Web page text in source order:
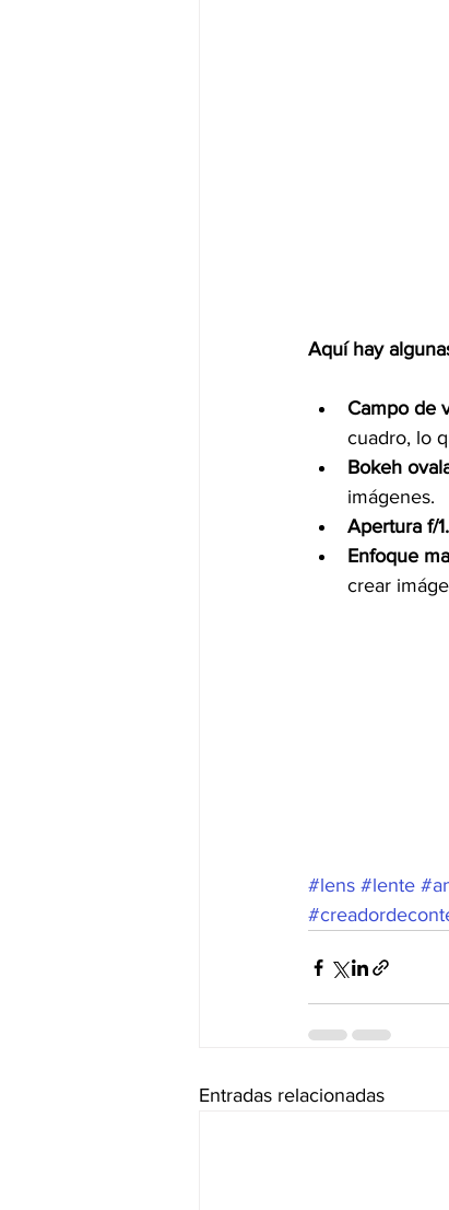
Aquí hay
Campo de
cuadro, lo
Bokeh
imágenes.
Apertura f/
Enfoque
crear
#lens #lente
Entradas relacionadas